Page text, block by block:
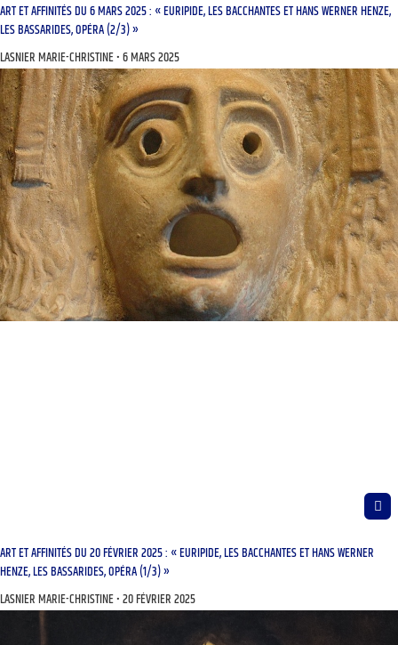
ART ET AFFINITÉS DU 6 MARS 2025 : « EURIPIDE, LES BACCHANTES ET HANS WERNER HENZE,
LES BASSARIDES, OPÉRA (2/3) »
LASNIER MARIE-CHRISTINE 6 MARS 2025
ART ET AFFINITÉS DU 20 FÉVRIER 2025 : « EURIPIDE, LES BACCHANTES ET HANS WERNER
HENZE, LES BASSARIDES, OPÉRA (1/3) »
LASNIER MARIE-CHRISTINE 20 FÉVRIER 2025